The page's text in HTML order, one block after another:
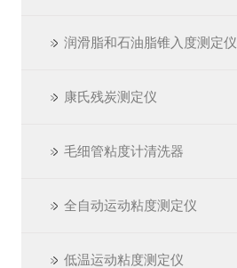
润滑脂和石油脂锥入度测定仪
康氏残炭测定仪
毛细管粘度计清洗器
全自动运动粘度测定仪
低温运动粘度测定仪